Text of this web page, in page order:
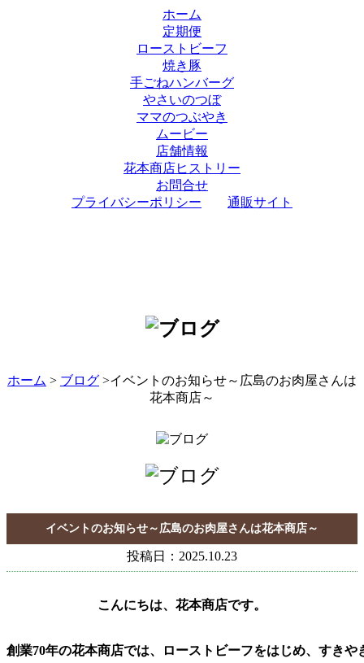
ホーム
定期便
ローストビーフ
焼き豚
手ごねハンバーグ
やさいのつぼ
ママのつぶやき
ムービー
店舗情報
花本商店ヒストリー
お問合せ
プライバシーポリシー
通販サイト
ホーム > ブログ >イベントのお知らせ～広島のお肉屋さんは
花本商店～
イベントのお知らせ～広島のお肉屋さんは花本商店～
投稿日：2025.10.23
こんにちは、花本商店です。
創業70年の花本商店では、ローストビーフをはじめ、すき